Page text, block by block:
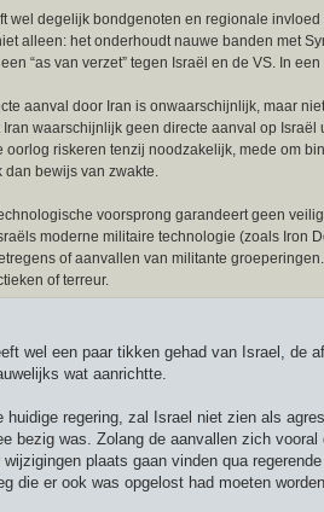
wel degelijk bondgenoten en regionale invloed
alleen: het onderhoudt nauwe banden met
“as van verzet” tegen Israël en de VS. In
aanval door Iran is onwaarschijnlijk, maar
Iran waarschijnlijk geen directe aanval op
oorlog riskeren tenzij noodzakelijk, mede om
dan bewijs van zwakte.
voorsprong garandeert geen
moderne militaire technologie (zoals Iron
of aanvallen van militante
of terreur.
wel een paar tikken gehad van Israel, de
wat aanrichtte.
huidige regering, zal Israel niet zien als
bezig was. Zolang de aanvallen zich
plaats gaan vinden qua
die er ook was opgelost had moeten